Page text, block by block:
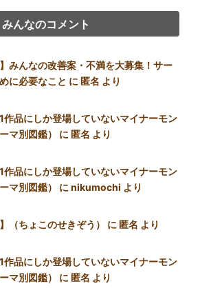
みんなのコメント
みんなの改善案・不満を大募集！サー
に必要なこと に 匿名 より
作品にしか登場していないマイナーモン
マ別図鑑）
に 匿名 より
作品にしか登場していないマイナーモン
マ別図鑑）
に nikumochi より
（ちょこのせきぞう） に 匿名 より
作品にしか登場していないマイナーモン
マ別図鑑）
に 匿名 より